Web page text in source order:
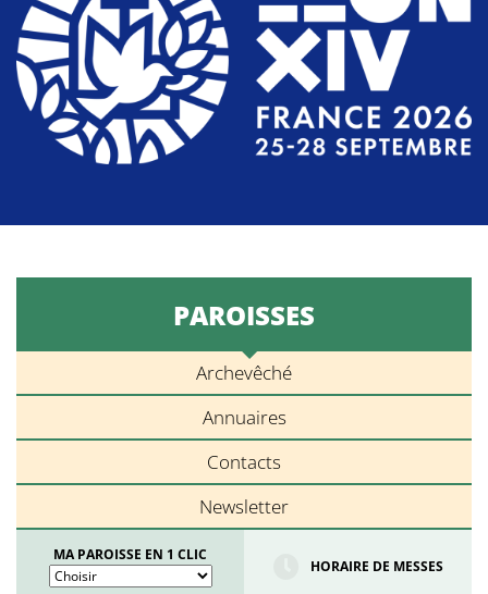
PAROISSES
Archevêché
Annuaires
Contacts
Newsletter
MA PAROISSE EN 1 CLIC
HORAIRE DE MESSES